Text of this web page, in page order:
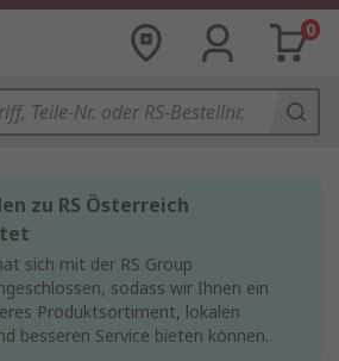
0
zu RS Österreich
sich mit der RS Group
sodass wir Ihnen ein
Produktsortiment, lokalen
besseren Service bieten können.